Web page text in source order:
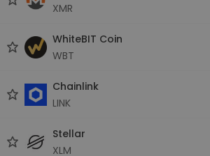
XMR
WhiteBIT Coin
WBT
Chainlink
LINK
Stellar
XLM